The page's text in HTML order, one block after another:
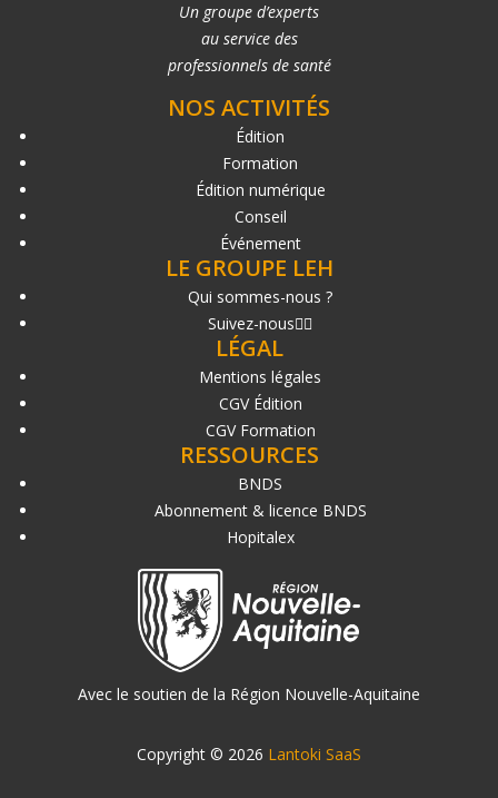
Un groupe d’experts
au service des
professionnels de santé
NOS ACTIVITÉS
Édition
Formation
Édition numérique
Conseil
Événement
LE GROUPE LEH
Qui sommes-nous ?
Suivez-nous
LÉGAL
Mentions légales
CGV Édition
CGV Formation
RESSOURCES
BNDS
Abonnement & licence BNDS
Hopitalex
Avec le soutien de la Région Nouvelle-Aquitaine
Copyright © 2026 Lantoki SaaS